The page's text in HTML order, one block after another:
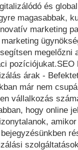
és
magasabbak,
marketing
megelőzni
árak -
már nem
vállalkozás
hogy online